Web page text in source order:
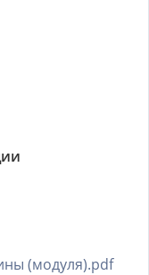
(модуля).pdf